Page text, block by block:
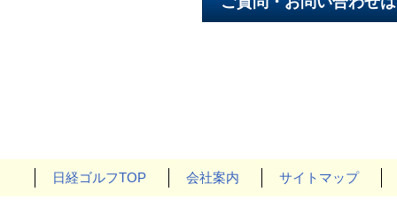
日経ゴルフTOP 会社案内 サイトマップ